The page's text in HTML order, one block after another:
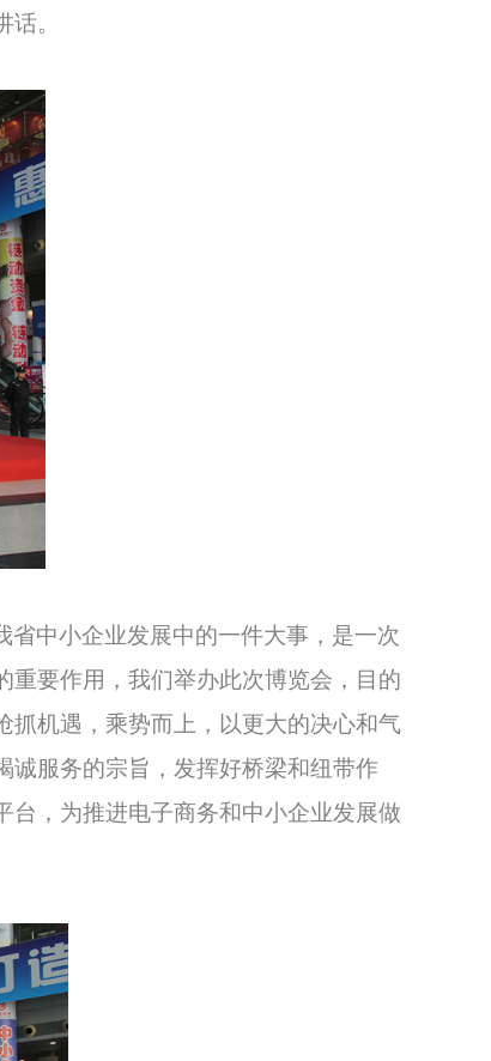
。
中小企业发展中的一件大事，是一次
重要作用，我们举办此次博览会，目的
抓机遇，乘势而上，以更大的决心和气
诚服务的宗旨，发挥好桥梁和纽带作
台，为推进电子商务和中小企业发展做